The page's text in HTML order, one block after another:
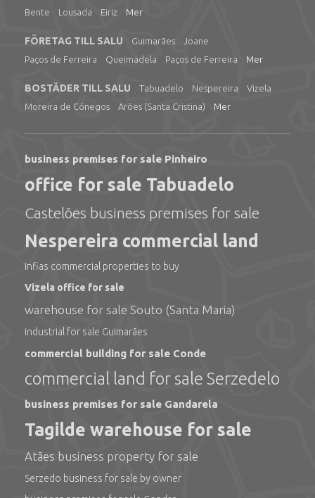
Bente
Lousada Eiriz Mer
FÖRETAG TILL SALU Guimarães
Joane
Paços de Ferreira
Queimadela Paços de Ferreira Mer
BOSTÄDER TILL SALU Tabuadelo Nespereira
Vizela
Moreira de Cónegos
Arões (Santa Cristina) Mer
business premises for sale Pinheiro
office for sale Tabuadelo
Castelões business premises for sale
Nespereira commercial land
Infias commercial properties to buy
Vizela office for sale
warehouse for sale Souto (Santa Maria)
industrial for sale Guimarães
commercial building for sale Conde
commercial land for sale Serzedelo
business premises for sale Gandarela
Tagilde warehouse for sale
Atães business property for sale
Serzedo business for sale by owner